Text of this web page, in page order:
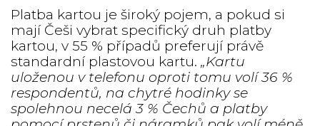
Platba kartou je široký pojem, a pokud si
mají Češi vybrat specifický druh platby
kartou, v 55 % případů preferují právě
standardní plastovou kartu. „Kartu
uloženou v telefonu oproti tomu volí 36 %
respondentů, na chytré hodinky se
spolehnou necelá 3 % Čechů a platby